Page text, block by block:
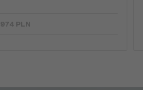
974 PLN